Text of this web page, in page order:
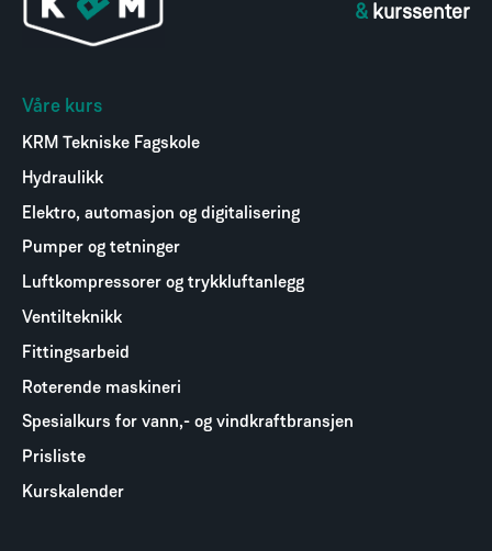
& kurssenter
Våre kurs
KRM Tekniske Fagskole
Hydraulikk
Elektro, automasjon og digitalisering
Pumper og tetninger
Luftkompressorer og trykkluftanlegg
Ventilteknikk
Fittingsarbeid
Roterende maskineri
Spesialkurs for vann,- og vindkraftbransjen
Prisliste
Kurskalender